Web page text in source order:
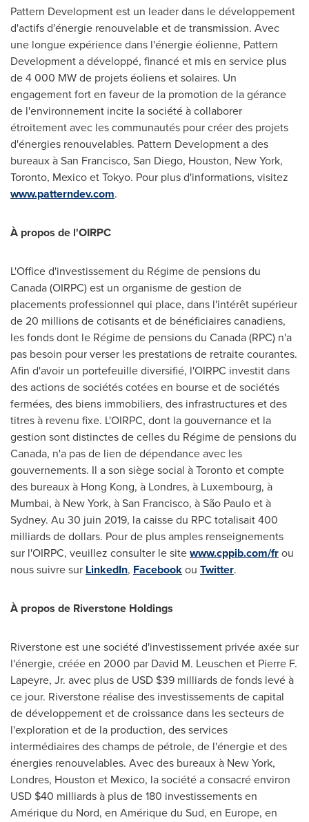
Pattern Development est un leader dans le développement
d'actifs d'énergie renouvelable et de transmission. Avec
une longue expérience dans l'énergie éolienne, Pattern
Development a développé, financé et mis en service plus
de 4 000 MW de projets éoliens et solaires. Un
engagement fort en faveur de la promotion de la gérance
de l'environnement incite la société à collaborer
étroitement avec les communautés pour créer des projets
d'énergies renouvelables. Pattern Development a des
bureaux àSan Francisco, San Diego, Houston, New York,
Toronto, MexicoetTokyo. Pour plus d'informations, visitez
www.patterndev.com.
À propos de l'OIRPC
L'Office d'investissement du Régime de pensions du
Canada(OIRPC) est un organisme de gestion de
placements professionnel qui place, dans l'intérêt supérieur
de 20 millions de cotisants et de bénéficiaires canadiens,
les fonds dont le Régime de pensions du Canada(RPC) n'a
pas besoin pour verser les prestations de retraite courantes.
Afin d'avoir un portefeuille diversifié, l'OIRPC investit dans
des actions de sociétés cotées en bourse et de sociétés
fermées, des biens immobiliers, des infrastructures et des
titres à revenu fixe. L'OIRPC, dont la gouvernance et la
gestion sont distinctes de celles du Régime de pensions du
Canada, n'a pas de lien de dépendance avec les
gouvernements. Il a son siège social àTorontoet compte
des bureaux à Hong Kong, à Londres, à Luxembourg, à
Mumbai, à New York, àSan Francisco, à São Paulo et à
Sydney. Au 30 juin 2019, la caisse du RPC totalisait 400
milliards de dollars. Pour de plus amples renseignements
sur l'OIRPC, veuillez consulter le sitewww.cppib.com/frou
nous suivre sur LinkedIn, Facebookou Twitter.
À propos de Riverstone Holdings
Riverstone est une société d'investissement privée axée sur
l'énergie, créée en 2000 par David M. Leuschen et Pierre F.
Lapeyre, Jr. avec plus de USD $39 milliards de fonds levé à
ce jour. Riverstone réalise des investissements de capital
de développement et de croissance dans les secteurs de
l'exploration et de la production, des services
intermédiaires des champs de pétrole, de l'énergie et des
énergies renouvelables. Avec des bureaux à New York,
Londres, Houston et Mexico, la société a consacré environ
USD $40 milliards à plus de 180 investissements en
Amérique du Nord, en Amérique du Sud, en Europe, en